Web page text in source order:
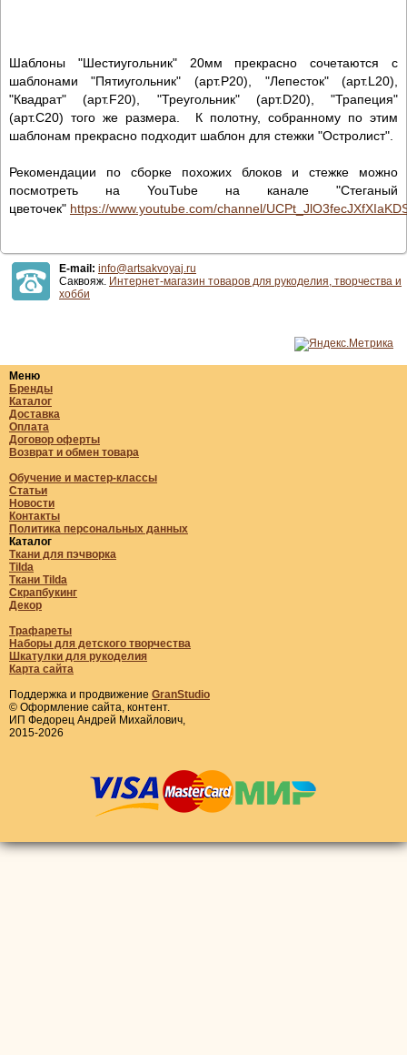
Шаблоны "Шестиугольник" 20мм прекрасно сочетаются с
шаблонами "Пятиугольник" (арт.P20), "Лепесток" (арт.L20),
"Квадрат" (арт.F20), "Треугольник" (арт.D20), "Трапеция"
(арт.C20) того же размера. К полотну, собранному по этим
шаблонам прекрасно подходит шаблон для стежки "Остролист".
Рекомендации по сборке похожих блоков и стежке можно
посмотреть на YouTube на канале "Стеганый
цветочек" https://www.youtube.com/channel/
E-mail: info@artsakvoyaj.ru
Саквояж. Интернет-магазин товаров для рукоделия, творчества и
хобби
Меню
Бренды
Каталог
Доставка
Оплата
Договор оферты
Возврат и обмен товара
Обучение и мастер-классы
Статьи
Новости
Контакты
Политика персональных данных
Каталог
Ткани для пэчворка
Tilda
Ткани Tilda
Скрапбукинг
Декор
Трафареты
Наборы для детского творчества
Шкатулки для рукоделия
Карта сайта
Поддержка и продвижение GranStudio
© Оформление сайта, контент.
ИП Федорец Андрей Михайлович,
2015-2026